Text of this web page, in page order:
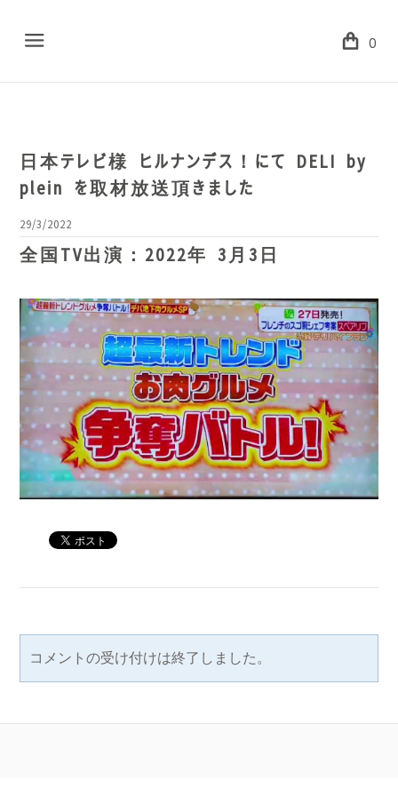
Menu 0
日本テレビ様 ヒルナンデス！にて DELI by
plein を取材放送頂きました
29/3/2022
​全国TV出演：2022年 3月3日
コメントの受け付けは終了しました。